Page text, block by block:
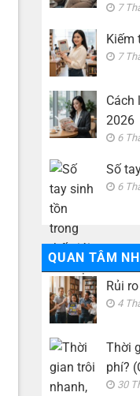
7
Kiếm
7
Cách
2026
6
Số
6
QUAN TÂM
Rủi
4
Thời
phí?
30